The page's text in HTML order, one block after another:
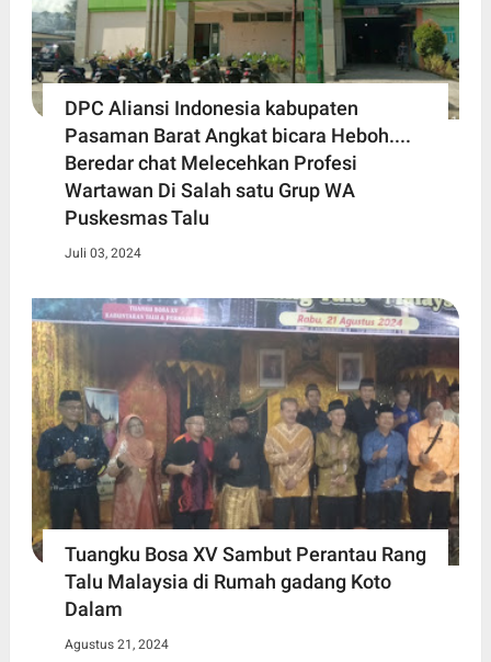
DPC Aliansi Indonesia kabupaten
Pasaman Barat Angkat bicara Heboh....
Beredar chat Melecehkan Profesi
Wartawan Di Salah satu Grup WA
Puskesmas Talu
Juli 03, 2024
Tuangku Bosa XV Sambut Perantau Rang
Talu Malaysia di Rumah gadang Koto
Dalam
Agustus 21, 2024